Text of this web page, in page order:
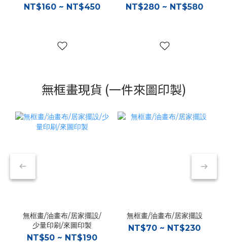
NT$160 ~ NT$450 NT$280 ~ NT$580
無框畫現貨 (一件來圖印製)
無框畫/油畫布/居家擺設/
少量印刷/來圖印製
NT$50 ~ NT$190
無框畫/油畫布/居家擺設
NT$70 ~ NT$230